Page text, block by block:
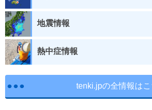
地震情報
熱中症情報
tenki.jpの全情報はこ